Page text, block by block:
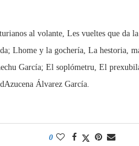
al volante, Les vueltes que da
y la gochería, La hestoria,
García; El soplómetru, El
Álvarez García.
0